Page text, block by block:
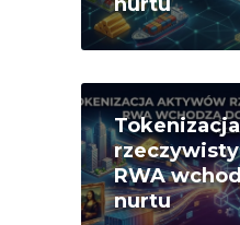
RWA
nurtu